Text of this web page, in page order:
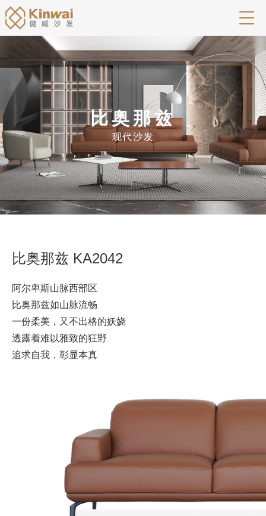
比奥那兹
现代沙发
比奥那兹 KA2042
阿尔卑斯山脉西部区
比奥那兹如山脉流畅
一份柔美，又不出格的妖娆
透露着难以雅致的狂野
追求自我，彰显本真